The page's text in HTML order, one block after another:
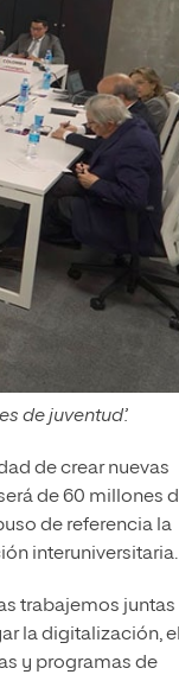
de juventud’.
de crear nuevas
de 60 millones
de referencia la
interuniversitaria.
trabajemos juntas
la digitalización,
y programas de